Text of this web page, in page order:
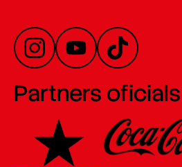
Partners oficials